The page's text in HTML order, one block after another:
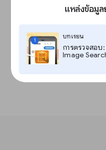
แหล่งข้อมูล
1
บทเรียน
การตรวจสอบ
Image